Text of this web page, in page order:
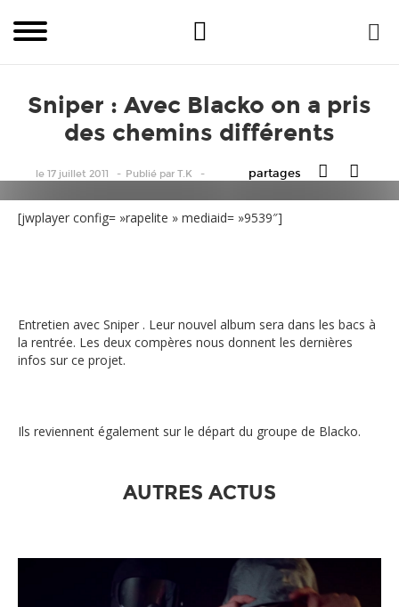
Sniper : Avec Blacko on a pris
des chemins différents
le 17 juillet 2011 Publié par T.K partages
[jwplayer config= »rapelite » mediaid= »9539″]
Entretien avec Sniper . Leur nouvel album sera dans les bacs à
la rentrée. Les deux compères nous donnent les dernières
infos sur ce projet.
Ils reviennent également sur le départ du groupe de Blacko.
AUTRES ACTUS